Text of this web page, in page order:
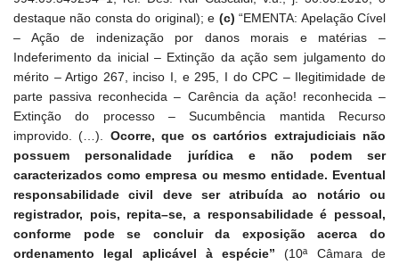
destaque não consta do original); e (c)“EMENTA: Apelação Cível
– Ação de indenização por danos morais e matérias –
Indeferimento da inicial – Extinção da ação sem julgamento do
mérito – Artigo 267, inciso I, e 295, I do CPC – Ilegitimidade de
parte passiva reconhecida – Carência da ação! reconhecida –
Extinção do processo – Sucumbência mantida Recurso
improvido. (…). Ocorre, que os cartórios extrajudiciais não
possuem personalidade jurídica e não podem ser
caracterizados como empresa ou mesmo entidade. Eventual
responsabilidade civil deve ser atribuída ao notário ou
registrador, pois, repita–se, a responsabilidade é pessoal,
conforme pode se concluir da exposição acerca do
ordenamento legal aplicável à espécie” (10ª Câmara de